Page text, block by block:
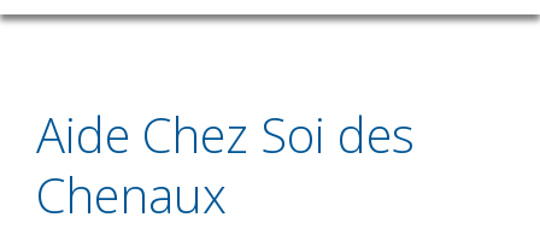
Aide Chez Soi des
Chenaux